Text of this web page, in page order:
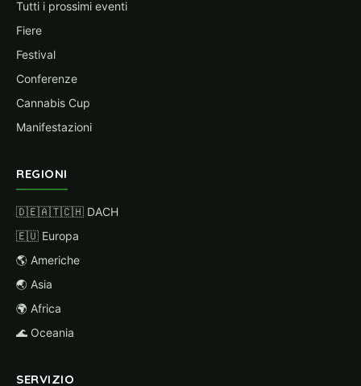
Tutti i prossimi eventi
Fiere
Festival
Conferenze
Cannabis Cup
Manifestazioni
REGIONI
🇩🇪🇦🇹🇨🇭 DACH
🇪🇺 Europa
🌎 Americhe
🌏 Asia
🌍 Africa
🌊 Oceania
SERVIZIO